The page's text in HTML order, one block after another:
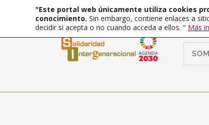
"Este portal web únicamente utiliza cookies
conocimiento. Sin embargo, contiene enlaces a
decidir si acepta o no cuando acceda a ellos. " Más